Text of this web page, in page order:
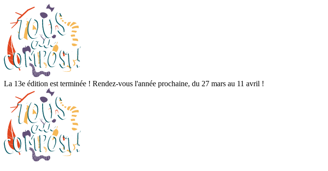
La 13e édition est terminée ! Rendez-vous l'année prochaine, du 27 mars au 11 avril !